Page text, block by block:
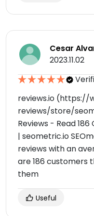
Cesar
2023.11.02
reviews.io (https://
reviews/store/
Reviews - Read
| seometric.io
reviews with an
are 186 customers
them
Useful